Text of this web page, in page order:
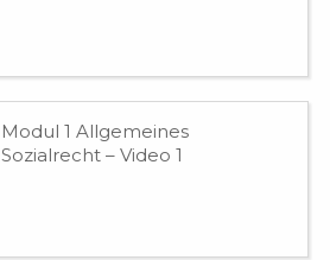
Modul 1 Allgemeines
Sozialrecht – Video 1